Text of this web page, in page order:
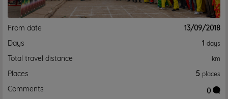
From date
13/09/2018
Days
1 days
Total travel distance km
Places 5 places
Comments
0